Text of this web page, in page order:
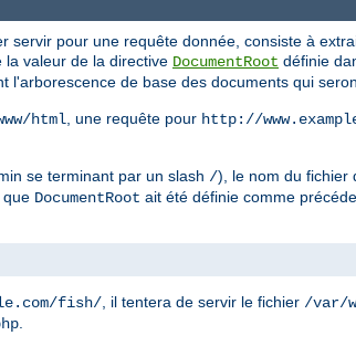
pour une requête donnée, consiste à
valeur de la directive DocumentRoot définie
l'arborescence de base des documents qui
html , une requête pour http://
se terminant par un slash /), le nom du fichier
que DocumentRoot ait été définie comme
fish/ , il tentera de servir le fichier /var/